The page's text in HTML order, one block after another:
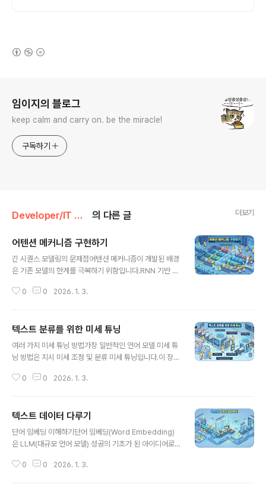
임이지의 블로그
keep calm and carry on. be the miracle!
구독하기
Developer/IT 도서 의 다른 글 더보기
어텐션 메커니즘 구현하기
긴 시퀀스 모델링의 문제점어텐션 메커니즘이 개발된 배경
은 기존 모델의 한계를 극복하기 위함입니다.RNN 기반 인
N(Recurrent Neural Network) 층을 사용하여 구현되
den State) 또는 문맥 벡터만을 디코더에게 전달합니다.
정보 압축 문제 (길이 압축): 텍스트가 길어질수록 (예: 100
개 토큰), 그 모든 의미를 단 하나의 은닉 상태로 압축하여
다.단어 의존성 문제: 또한, 텍스트에 나오는 순서대로 단어
0 0 2026. 1. 3.
텍스트 분류를 위한 미세 튜닝
여러 가지 미세 튜닝 방법가장 일반적인 언어 모델 미세 튜
닝 방법은 지시 미세 조정 및 분류 미세 튜닝입니다.이 장의
신 러닝에 대한 배경 지식이 있다면 이미 익숙할 수 있는 절
모델이 출력할 수 있는 특정 개수의 클래스 레이블(예: "스
팸" 및 "스팸아님")이 있습니다.분류 미세 튜닝된 모델은
훈련 중에 본 클래스(예: "스팸" 또는 "스팸아님")만 예측할
업을 수행할 수 있습니다.분류 미세 튜닝된 모델을 매우 특
0 0 2026. 1. 3.
텍스트 데이터 다루기
단어 임베딩 이해하기단어 임베딩(Word Embedding)
은 LLM(대규모 언어 모델) 성공의 기초가 된 아이디어로,
니다.임의의 데이터를 벡터로 표현하는 것을 광범위하게
0 0 2026. 1. 3.